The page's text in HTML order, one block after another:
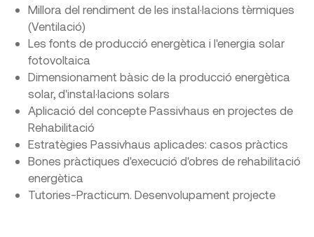
Millora del rendiment de les instal·lacions tèrmiques
(Ventilació)
Les fonts de producció energètica i l'energia solar
fotovoltaica
Dimensionament bàsic de la producció energètica
solar, d'instal·lacions solars
Aplicació del concepte Passivhaus en projectes de
Rehabilitació
Estratègies Passivhaus aplicades: casos pràctics
Bones pràctiques d'execució d'obres de rehabilitació
energètica
Tutories-Practicum. Desenvolupament projecte